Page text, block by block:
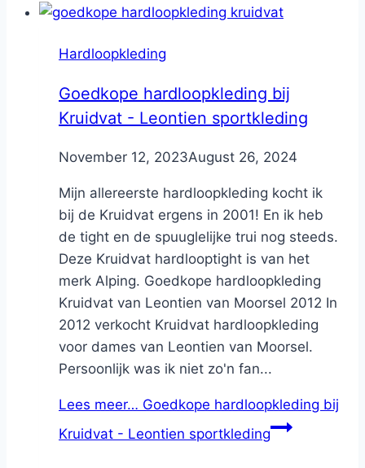
Hardloopkleding
Goedkope hardloopkleding bij
Kruidvat - Leontien sportkleding
ByNicole
November 12, 2023August 26, 2024
Mijn allereerste hardloopkleding kocht ik
bij de Kruidvat ergens in 2001! En ik heb
de tight en de spuuglelijke trui nog steeds.
Deze Kruidvat hardlooptight is van het
merk Alping. Goedkope hardloopkleding
Kruidvat van Leontien van Moorsel 2012 In
2012 verkocht Kruidvat hardloopkleding
voor dames van Leontien van Moorsel.
Persoonlijk was ik niet zo'n fan...
Lees meer… Goedkope hardloopkleding bij
Kruidvat - Leontien sportkleding